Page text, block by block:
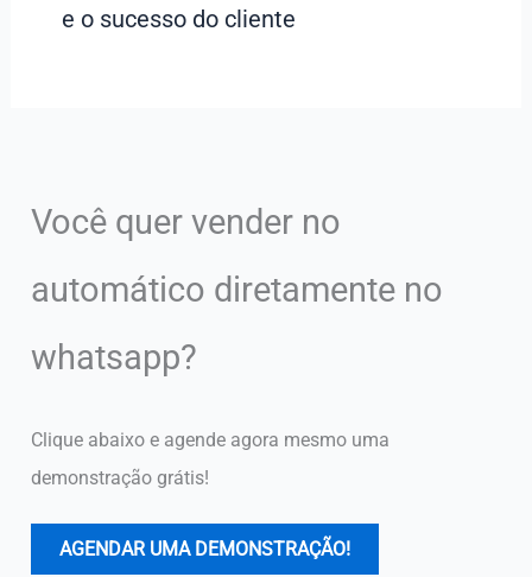
e o sucesso do cliente
Você quer vender no
automático diretamente no
whatsapp?
Clique abaixo e agende agora mesmo uma
demonstração grátis!
AGENDAR UMA DEMONSTRAÇÃO!